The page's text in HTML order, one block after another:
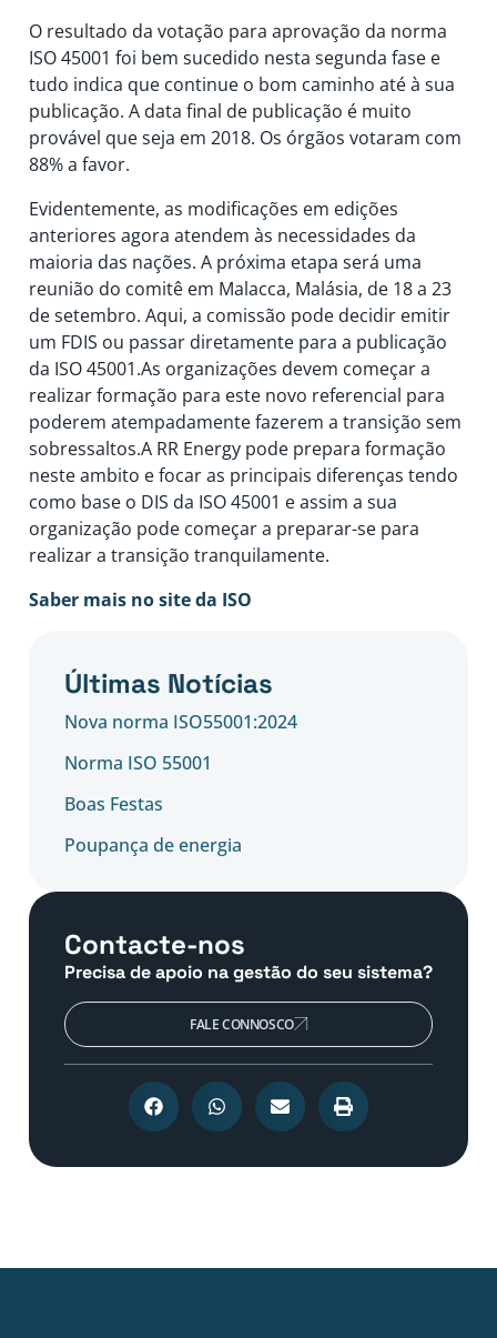
O resultado da votação para aprovação da norma
ISO 45001 foi bem sucedido nesta segunda fase e
tudo indica que continue o bom caminho até à sua
publicação. A data final de publicação é muito
provável que seja em 2018. Os órgãos votaram com
88% a favor.
Evidentemente, as modificações em edições
anteriores agora atendem às necessidades da
maioria das nações. A próxima etapa será uma
reunião do comitê em Malacca, Malásia, de 18 a 23
de setembro. Aqui, a comissão pode decidir emitir
um FDIS ou passar diretamente para a publicação
da ISO 45001.As organizações devem começar a
realizar formação para este novo referencial para
poderem atempadamente fazerem a transição sem
sobressaltos.A RR Energy pode prepara formação
neste ambito e focar as principais diferenças tendo
como base o DIS da ISO 45001 e assim a sua
organização pode começar a preparar-se para
realizar a transição tranquilamente.
Saber mais no site da ISO
Últimas Notícias
Nova norma ISO55001:2024
Norma ISO 55001
Boas Festas
Poupança de energia
Contacte-nos
Precisa de apoio na gestão do seu sistema?
FALE CONNOSCO